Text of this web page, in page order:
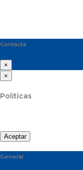
Contacta
×
×
Políticas
Aceptar
General